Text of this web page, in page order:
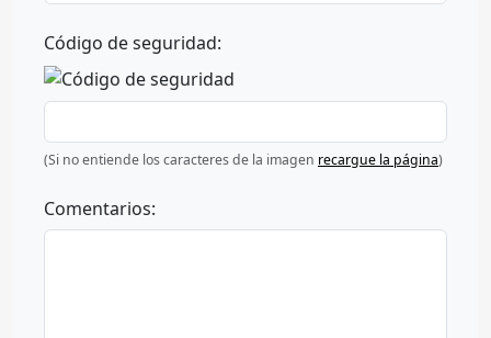
Código de seguridad:
(Si no entiende los caracteres de la imagen recargue la página)
Comentarios: